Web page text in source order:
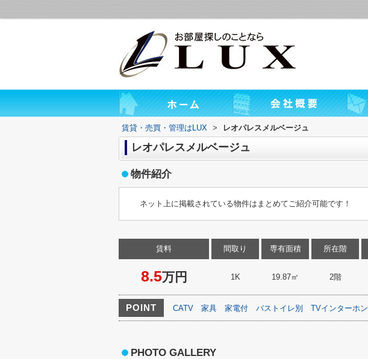
賃貸・売買・管理はLUX > レオパレスメルベージュ
レオパレスメルベージュ
物件紹介
ネット上に掲載されている物件はまとめてご紹介可能です！
賃料
8.5万円
間取り
1K
専有面積
19.87㎡
所在階
2階
POINT CATV 家具 家電付 バストイレ別 TVインターホン
PHOTO GALLERY